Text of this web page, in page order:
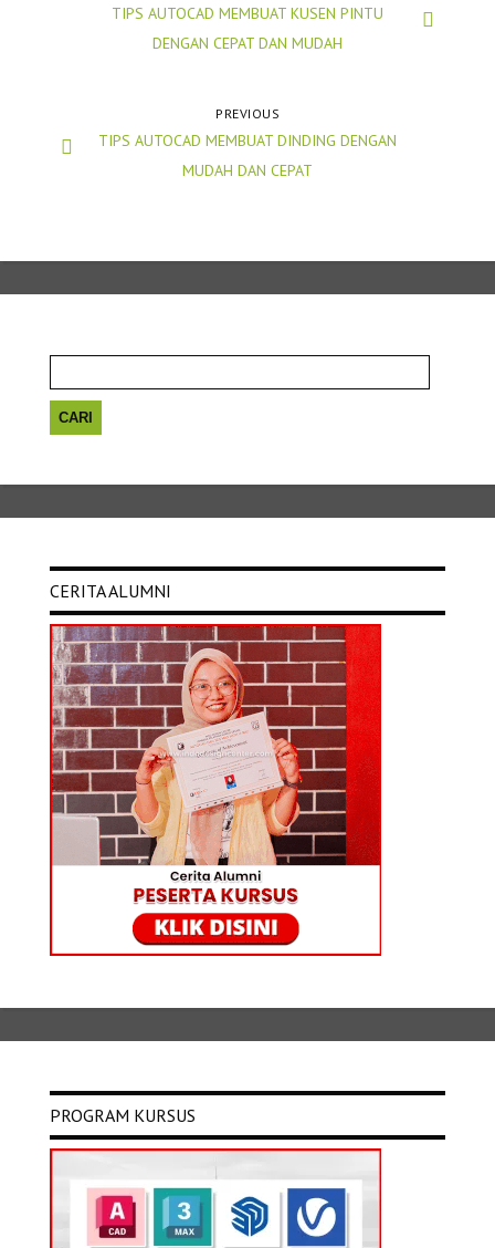
TIPS AUTOCAD MEMBUAT KUSEN PINTU
DENGAN CEPAT DAN MUDAH
PREVIOUS
TIPS AUTOCAD MEMBUAT DINDING DENGAN
MUDAH DAN CEPAT
CERITA ALUMNI
PROGRAM KURSUS